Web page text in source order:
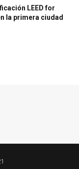
LEED for
la primera ciudad